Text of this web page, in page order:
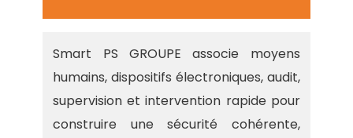
Smart PS GROUPE associe moyens
humains, dispositifs électroniques, audit,
supervision et intervention rapide pour
construire une sécurité cohérente,